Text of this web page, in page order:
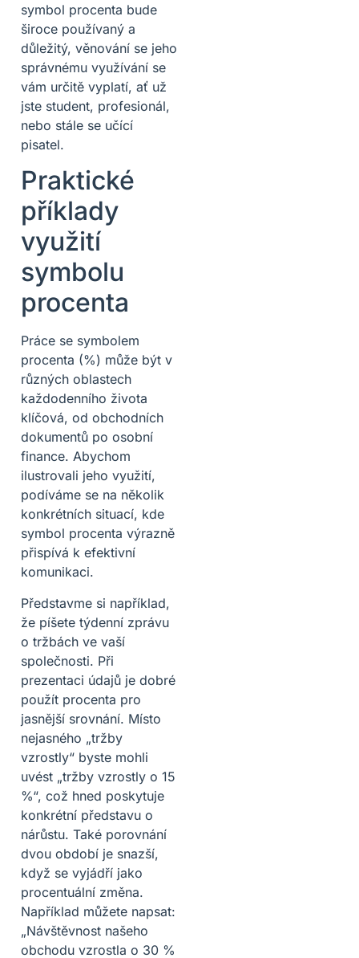
symbol procenta bude
široce používaný a
důležitý, věnování se jeho
správnému využívání se
vám určitě vyplatí, ať už
jste student, profesionál,
nebo stále se učící
pisatel.
Praktické
příklady
využití
symbolu
procenta
Práce se symbolem
procenta (%) může být v
různých oblastech
každodenního života
klíčová, od obchodních
dokumentů po osobní
finance. Abychom
ilustrovali jeho využití,
podíváme se na několik
konkrétních situací, kde
symbol procenta výrazně
přispívá k efektivní
komunikaci.
Představme si například,
že píšete týdenní zprávu
o tržbách ve vaší
společnosti. Při
prezentaci údajů je dobré
použít procenta pro
jasnější srovnání. Místo
nejasného „tržby
vzrostly“ byste mohli
uvést „tržby vzrostly o 15
%“, což hned poskytuje
konkrétní představu o
nárůstu. Také porovnání
dvou období je snazší,
když se vyjádří jako
procentuální změna.
Například můžete napsat:
„Návštěvnost našeho
obchodu vzrostla o 30 %